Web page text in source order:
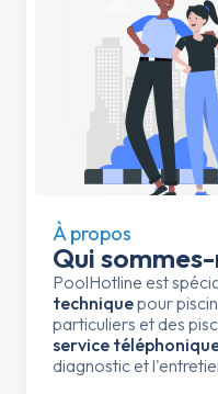
À propos
Qui
PoolHotline est
techniquepour
particuliers et des
service
diagnostic et